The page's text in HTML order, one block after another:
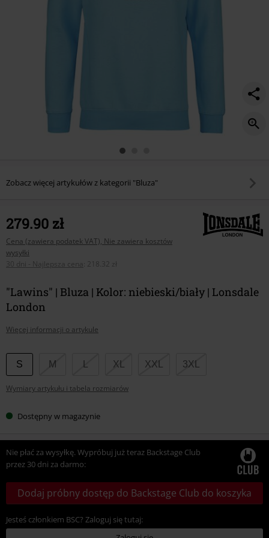
Zobacz więcej artykułów z kategorii "Bluza"
279.90 zł
Cena (zawiera podatek VAT), Nie zawiera kosztów
wysyłki
30 dni - Najlepsza cena
218.32 zł
"Lawins" | Bluza | Kolor: niebieski/biały | Lonsdale
London
Więcej informacji o artykule
Wybierz
swój
rozmiar
S M XL XXL 3XL
Wymiary artykułu i tabela rozmiarów
Dostępny w magazynie
Nie płać za wysyłkę. Wypróbuj już teraz Backstage Club
przez 30 dni za darmo:
Dodaj próbny dostęp do Backstage Club do koszyka
Jesteś członkiem BSC? Zaloguj się tutaj: